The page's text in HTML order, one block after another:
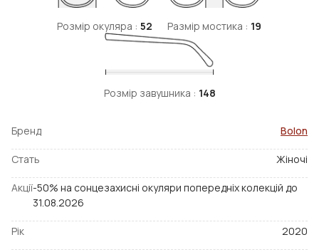
Розмір окуляра : 52 Размір мостика : 19
Розмір завушника : 148
Бренд Bolon
Стать Жіночі
Акції-50% на сонцезахисні окуляри попередніх колекцій до
31.08.2026
Рік 2020